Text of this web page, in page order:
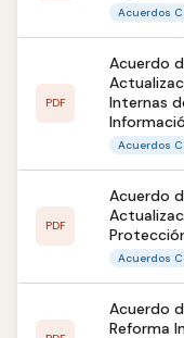
Acuerdos
PDF
Acuerdo
Internas
Acuerdos
PDF
Acuerdo
Acuerdos
Acuerdo
Reforma